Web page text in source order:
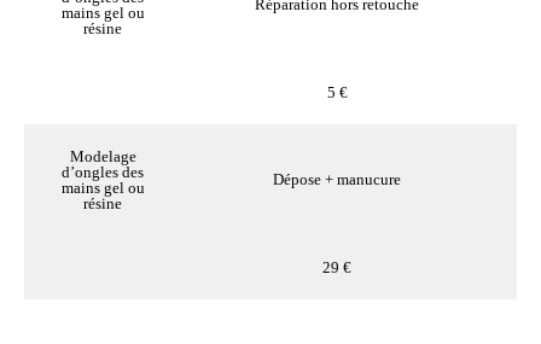
mains gel ou
résine
Réparation hors retouche
5 €
Modelage
d’ongles des
mains gel ou
résine
Dépose + manucure
29 €